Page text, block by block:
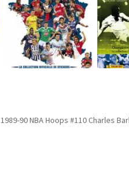
1989-90 NBA Hoops #110 Charles